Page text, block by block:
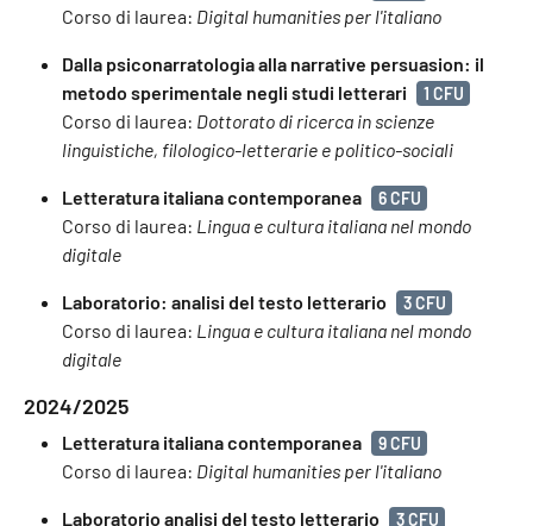
Corso di laurea: Digital humanities per l'italiano
Dalla psiconarratologia alla narrative persuasion: il
metodo sperimentale negli studi letterari
1 CFU
Corso di laurea: Dottorato di ricerca in scienze
linguistiche, filologico-letterarie e politico-sociali
Letteratura italiana contemporanea 6 CFU
Corso di laurea: Lingua e cultura italiana nel mondo
digitale
Laboratorio: analisi del testo letterario 3 CFU
Corso di laurea: Lingua e cultura italiana nel mondo
digitale
2024/2025
Letteratura italiana contemporanea 9 CFU
Corso di laurea: Digital humanities per l'italiano
Laboratorio analisi del testo letterario 3 CFU